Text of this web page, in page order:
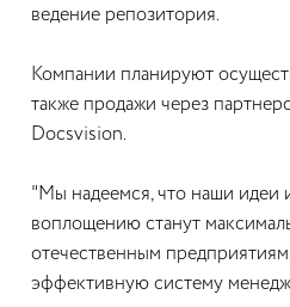
ведение репозитория.
Компании планируют
также продажи через
Docsvision.
"Мы надеемся, что наши идеи
воплощению станут
отечественным
эффективную систему